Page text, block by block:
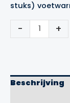
stuks)
-
Voetwarmers
aantal
+
Beschrijving